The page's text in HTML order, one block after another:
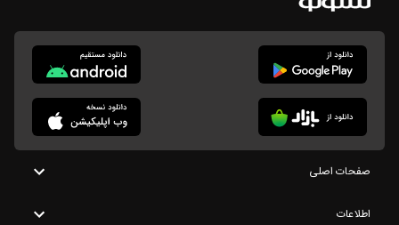
صفحات اصلی
اطلاعات